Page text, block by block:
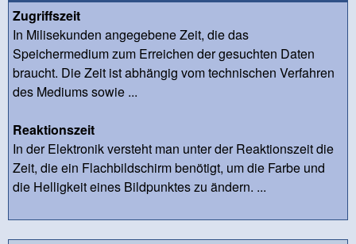
Zugriffszeit
In Milisekunden angegebene Zeit, die das
Speichermedium zum Erreichen der gesuchten Daten
braucht. Die Zeit ist abhängig vom technischen Verfahren
des Mediums sowie ...
Reaktionszeit
In der Elektronik versteht man unter der Reaktionszeit die
Zeit, die ein Flachbildschirm benötigt, um die Farbe und
die Helligkeit eines Bildpunktes zu ändern. ...